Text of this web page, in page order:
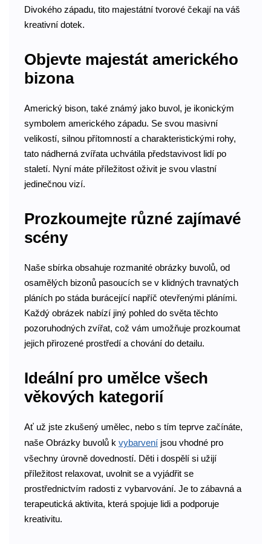
Divokého západu, tito majestátní tvorové čekají na váš
kreativní dotek.
Objevte majestát amerického
bizona
Americký bison, také známý jako buvol, je ikonickým
symbolem amerického západu. Se svou masivní
velikostí, silnou přítomností a charakteristickými rohy,
tato nádherná zvířata uchvátila představivost lidí po
staletí. Nyní máte příležitost oživit je svou vlastní
jedinečnou vizí.
Prozkoumejte různé zajímavé
scény
Naše sbírka obsahuje rozmanité obrázky buvolů, od
osamělých bizonů pasoucích se v klidných travnatých
pláních po stáda burácející napříč otevřenými pláními.
Každý obrázek nabízí jiný pohled do světa těchto
pozoruhodných zvířat, což vám umožňuje prozkoumat
jejich přirozené prostředí a chování do detailu.
Ideální pro umělce všech
věkových kategorií
Ať už jste zkušený umělec, nebo s tím teprve začínáte,
naše Obrázky buvolů k vybarvení jsou vhodné pro
všechny úrovně dovedností. Děti i dospělí si užijí
příležitost relaxovat, uvolnit se a vyjádřit se
prostřednictvím radosti z vybarvování. Je to zábavná a
terapeutická aktivita, která spojuje lidi a podporuje
kreativitu.